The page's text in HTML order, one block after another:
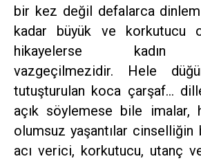
bir kez değil defalarca
kadar büyük ve korkutucu
hikayelerse kadın
vazgeçilmezidir. Hele
tutuşturulan koca çarşaf…
açık söylemese bile imalar,
olumsuz yaşantılar cinselliğin
acı verici, korkutucu, utanç